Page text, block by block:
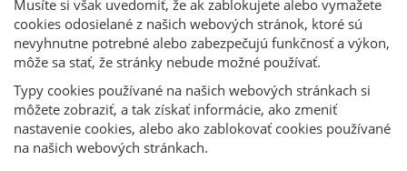
Musíte si však uvedomiť, že ak zablokujete alebo vymažete
cookies odosielané z našich webových stránok, ktoré sú
nevyhnutne potrebné alebo zabezpečujú funkčnosť a výkon,
môže sa stať, že stránky nebude možné používať.
Typy cookies používané na našich webových stránkach si
môžete zobraziť, a tak získať informácie, ako zmeniť
nastavenie cookies, alebo ako zablokovať cookies používané
na našich webových stránkach.